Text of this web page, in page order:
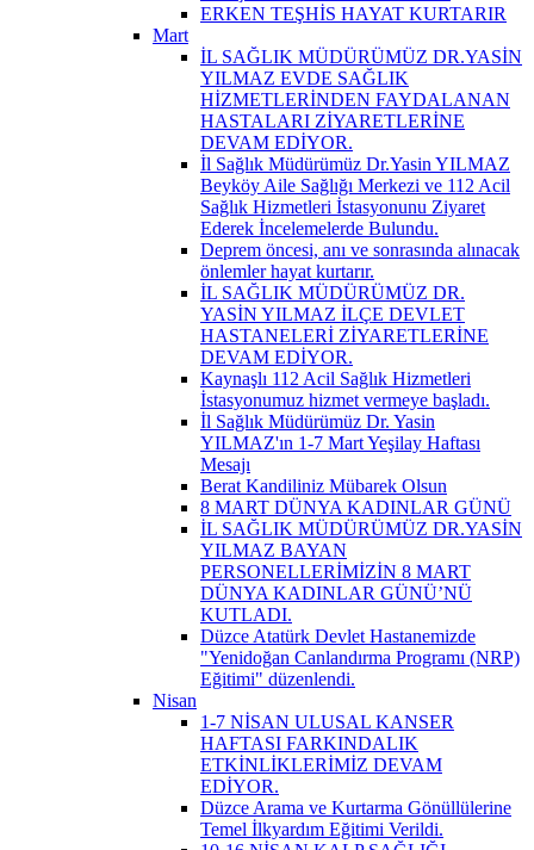
ERKEN TEŞHİS HAYAT KURTARIR
Mart
İL SAĞLIK MÜDÜRÜMÜZ DR.YASİN
YILMAZ EVDE SAĞLIK
HİZMETLERİNDEN FAYDALANAN
HASTALARI ZİYARETLERİNE
DEVAM EDİYOR.
İl Sağlık Müdürümüz Dr.Yasin YILMAZ
Beyköy Aile Sağlığı Merkezi ve 112 Acil
Sağlık Hizmetleri İstasyonunu Ziyaret
Ederek İncelemelerde Bulundu.
Deprem öncesi, anı ve sonrasında alınacak
önlemler hayat kurtarır.
İL SAĞLIK MÜDÜRÜMÜZ DR.
YASİN YILMAZ İLÇE DEVLET
HASTANELERİ ZİYARETLERİNE
DEVAM EDİYOR.
Kaynaşlı 112 Acil Sağlık Hizmetleri
İstasyonumuz hizmet vermeye başladı.
İl Sağlık Müdürümüz Dr. Yasin
YILMAZ'ın 1-7 Mart Yeşilay Haftası
Mesajı
Berat Kandiliniz Mübarek Olsun
8 MART DÜNYA KADINLAR GÜNÜ
İL SAĞLIK MÜDÜRÜMÜZ DR.YASİN
YILMAZ BAYAN
PERSONELLERİMİZİN 8 MART
DÜNYA KADINLAR GÜNÜ’NÜ
KUTLADI.
Düzce Atatürk Devlet Hastanemizde
"Yenidoğan Canlandırma Programı (NRP)
Eğitimi" düzenlendi.
Nisan
1-7 NİSAN ULUSAL KANSER
HAFTASI FARKINDALIK
ETKİNLİKLERİMİZ DEVAM
EDİYOR.
Düzce Arama ve Kurtarma Gönüllülerine
Temel İlkyardım Eğitimi Verildi.